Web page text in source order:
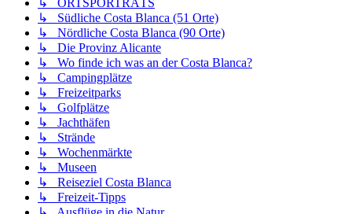
↳ ORTSPORTRÄTS
↳ Südliche Costa Blanca (51 Orte)
↳ Nördliche Costa Blanca (90 Orte)
↳ Die Provinz Alicante
↳ Wo finde ich was an der Costa Blanca?
↳ Campingplätze
↳ Freizeitparks
↳ Golfplätze
↳ Jachthäfen
↳ Strände
↳ Wochenmärkte
↳ Museen
↳ Reiseziel Costa Blanca
↳ Freizeit-Tipps